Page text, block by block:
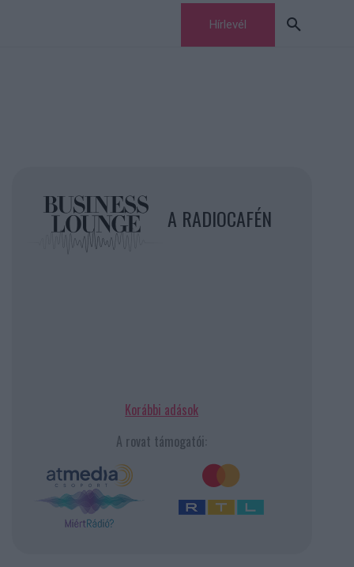
Hírlevél
A RADIOCAFÉN
Korábbi adások
A rovat támogatói: